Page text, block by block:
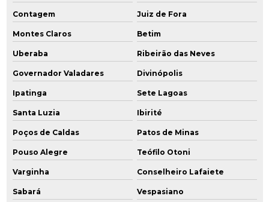
Perfuração de poço de monitoramento
Plano de amostragem de água
Plano de desativação ambiental
Plano de desativação cetesb
Plano de desativação e declaração de encerramento
Plano de desativação do empreendimento cetesb
Plano de desativação de empreendimento
Contagem Juiz de Fora
Montes Claros Betim
Uberaba Ribeirão das Neves
Governador Valadares Divinópolis
Ipatinga Sete Lagoas
Santa Luzia Ibirité
Poços de Caldas Patos de Minas
Pouso Alegre Teófilo Otoni
Varginha Conselheiro Lafaiete
Sabará Vespasiano